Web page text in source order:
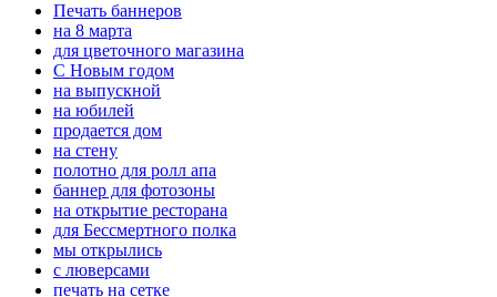
Печать баннеров
на 8 марта
для цветочного магазина
С Новым годом
на выпускной
на юбилей
продается дом
на стену
полотно для ролл апа
баннер для фотозоны
на открытие ресторана
для Бессмертного полка
мы открылись
с люверсами
печать на сетке